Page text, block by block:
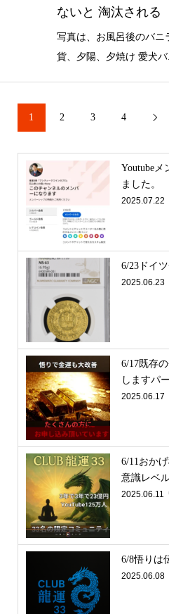
ないと 淘汰される
写真は、お風呂後のバニ
貨、夕陽、夕焼け 愛犬バ
1 2 3 4 
Youtubeメ
ました。
2025.07.22
6/23ドイ
2025.06.23
6/17既存
しますパ
2025.06.17
6/11おか
意識レベル
2025.06.11
6/8悟りは
2025.06.08